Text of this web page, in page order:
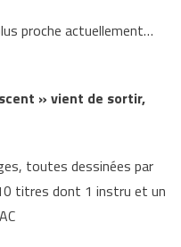
proche actuellement…
» vient de sortir,
toutes dessinées par
titres dont 1 instru et un